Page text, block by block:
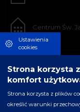
Centrum Św.
Ustawienia
cookies
Strona korzysta
komfort
Strona korzysta z plików
określić warunki